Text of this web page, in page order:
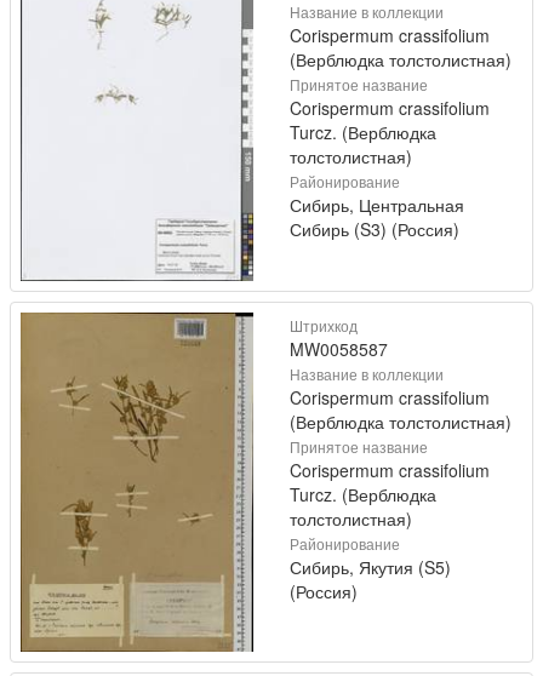
Название в коллекции
Corispermum crassifolium
(Верблюдка толстолистная)
Принятое название
Corispermum crassifolium
Turcz. (Верблюдка
толстолистная)
Районирование
Сибирь, Центральная
Сибирь (S3) (Россия)
Штрихкод
MW0058587
Название в коллекции
Corispermum crassifolium
(Верблюдка толстолистная)
Принятое название
Corispermum crassifolium
Turcz. (Верблюдка
толстолистная)
Районирование
Сибирь, Якутия (S5)
(Россия)